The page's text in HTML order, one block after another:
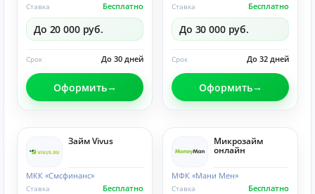
Бесплатно
Ставка
До 20 000 руб.
До 30 дней
Срок
Оформить
Бесплатно
Ставка
До 30 000 руб.
До 32 дней
Срок
Оформить
Займ Vivus
МКК «Смсфинанс»
Бесплатно
Ставка
Микрозайм
онлайн
МФК «Мани Мен»
Бесплатно
Ставка